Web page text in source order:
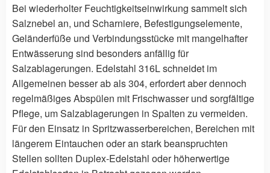
Bei wiederholter Feuchtigkeitseinwirkung sammelt sich
Salznebel an, und Scharniere, Befestigungselemente,
Geländerfüße und Verbindungsstücke mit mangelhafter
Entwässerung sind besonders anfällig für
Salzablagerungen. Edelstahl 316L schneidet im
Allgemeinen besser ab als 304, erfordert aber dennoch
regelmäßiges Abspülen mit Frischwasser und sorgfältige
Pflege, um Salzablagerungen in Spalten zu vermeiden.
Für den Einsatz in Spritzwasserbereichen, Bereichen mit
längerem Eintauchen oder an stark beanspruchten
Stellen sollten Duplex-Edelstahl oder höherwertige